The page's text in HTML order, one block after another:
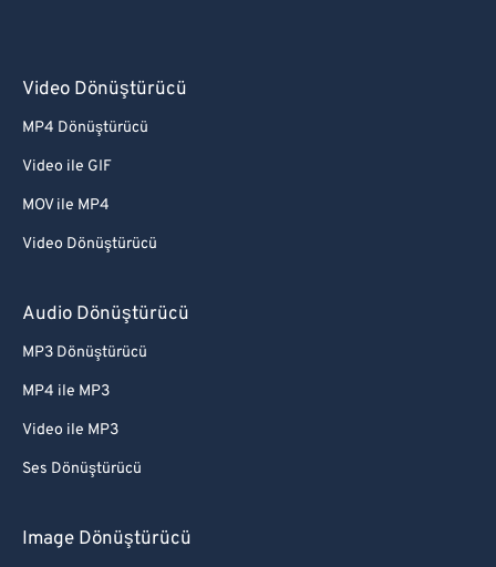
Video Dönüştürücü
MP4 Dönüştürücü
Video ile GIF
MOV ile MP4
Video Dönüştürücü
Audio Dönüştürücü
MP3 Dönüştürücü
MP4 ile MP3
Video ile MP3
Ses Dönüştürücü
Image Dönüştürücü